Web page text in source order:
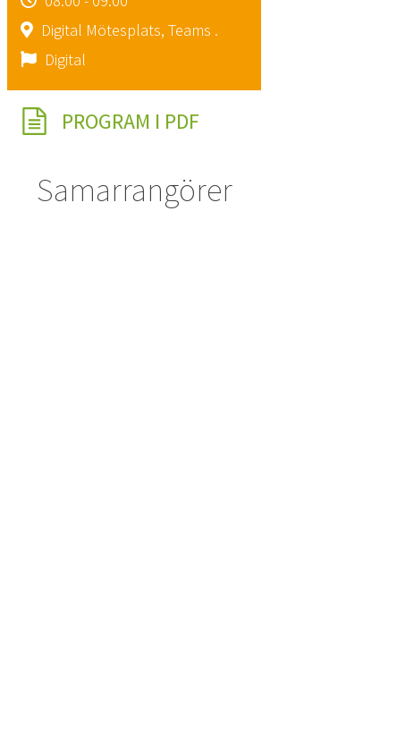
Digital Mötesplats, Teams .
Digital
PROGRAM I PDF
Samarrangörer